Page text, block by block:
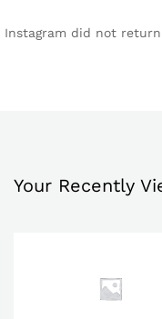
Instagram did not return
Your Recently